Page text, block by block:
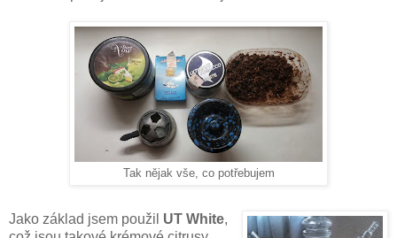
Tak nějak vše, co potřebujem
Jako základ jsem použil UT White,